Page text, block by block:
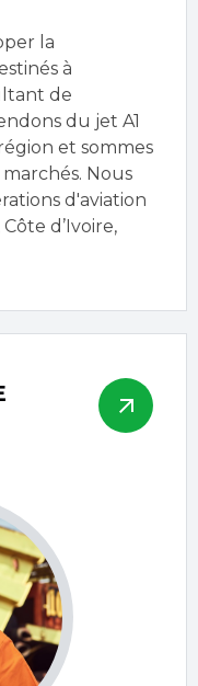
la
à
de
du jet A1
et sommes
Nous
d'aviation
d’Ivoire,